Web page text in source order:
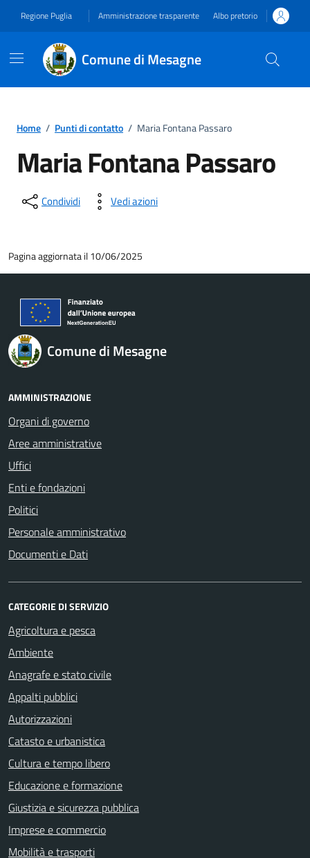
Regione Puglia Amministrazione trasparente Albo pretorio
Comune di Mesagne
Home / Punti di contatto / Maria Fontana Passaro
Maria Fontana Passaro
Condividi Vedi azioni
Pagina aggiornata il 10/06/2025
Comune di Mesagne
AMMINISTRAZIONE
Organi di governo
Aree amministrative
Uffici
Enti e fondazioni
Politici
Personale amministrativo
Documenti e Dati
CATEGORIE DI SERVIZIO
Agricoltura e pesca
Ambiente
Anagrafe e stato civile
Appalti pubblici
Autorizzazioni
Catasto e urbanistica
Cultura e tempo libero
Educazione e formazione
Giustizia e sicurezza pubblica
Imprese e commercio
Mobilità e trasporti